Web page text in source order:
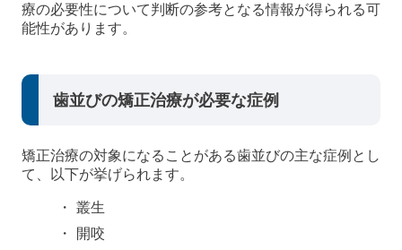
療の必要性について判断の参考となる情報が得られる可
能性があります。
歯並びの矯正治療が必要な症例
矯正治療の対象になることがある歯並びの主な症例とし
て、以下が挙げられます。
叢生
開咬